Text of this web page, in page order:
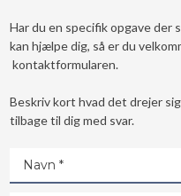
​Har du en specifik opgave der
kan hjælpe dig, så er du
kontaktformularen.
Beskriv kort hvad det drejer
tilbage til dig med svar.